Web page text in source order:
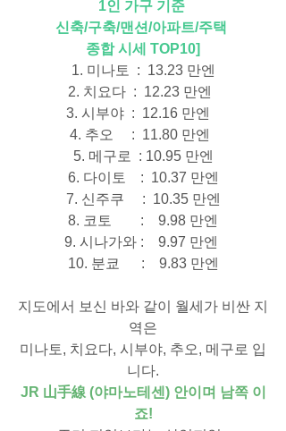
1인 가구 기준
신축/구축/맨션/아파트/주택
종합 시세 TOP10]
1. 미나토  :  13.23 만엔
2. 치요다  :  12.23 만엔
3. 시부야  :  12.16 만엔
4. 추오     :  11.80 만엔
5. 메구로  : 10.95 만엔
6. 다이토    :  10.37 만엔
7. 신주쿠     :  10.35 만엔
8. 코토        :    9.98 만엔
9. 시나가와 :    9.97 만엔
10. 분쿄      :    9.83 만엔
지도에서 보신 바와 같이 월세가 비싼 지
역은
미나토, 치요다, 시부야, 추오, 메구로 입
니다.
JR 山手線 (야마노테센) 안이며 남쪽 이
죠!